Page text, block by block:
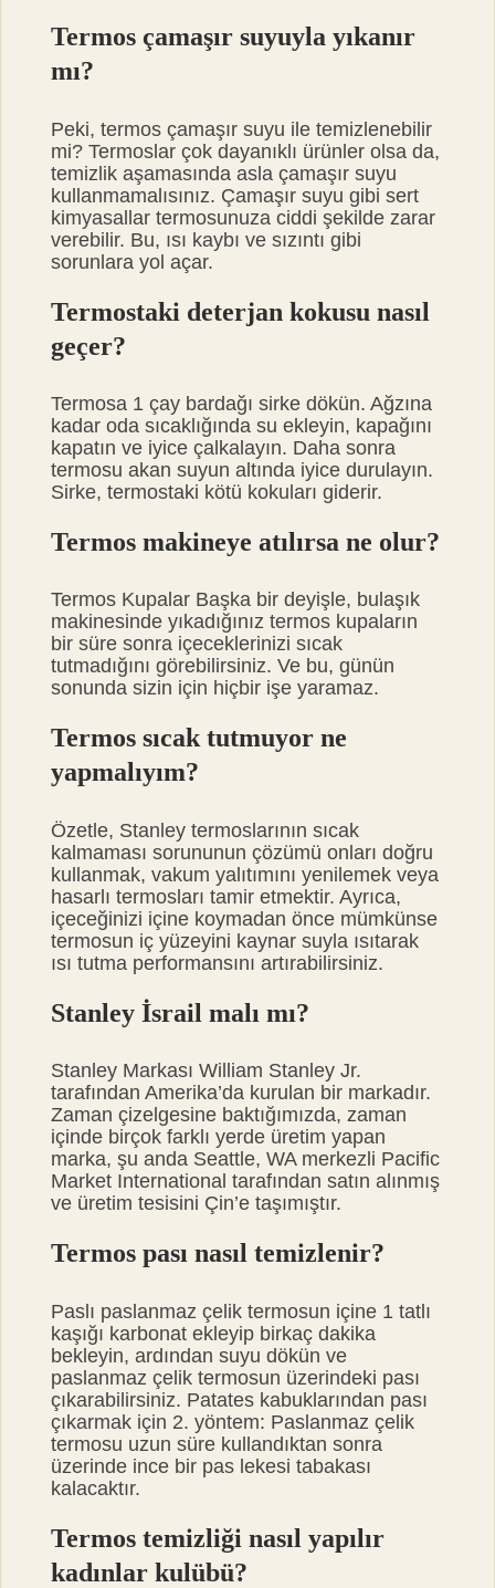
Termos çamaşır suyuyla yıkanır
mı?
Peki, termos çamaşır suyu ile temizlenebilir
mi? Termoslar çok dayanıklı ürünler olsa da,
temizlik aşamasında asla çamaşır suyu
kullanmamalısınız. Çamaşır suyu gibi sert
kimyasallar termosunuza ciddi şekilde zarar
verebilir. Bu, ısı kaybı ve sızıntı gibi
sorunlara yol açar.
Termostaki deterjan kokusu nasıl
geçer?
Termosa 1 çay bardağı sirke dökün. Ağzına
kadar oda sıcaklığında su ekleyin, kapağını
kapatın ve iyice çalkalayın. Daha sonra
termosu akan suyun altında iyice durulayın.
Sirke, termostaki kötü kokuları giderir.
Termos makineye atılırsa ne olur?
Termos Kupalar Başka bir deyişle, bulaşık
makinesinde yıkadığınız termos kupaların
bir süre sonra içeceklerinizi sıcak
tutmadığını görebilirsiniz. Ve bu, günün
sonunda sizin için hiçbir işe yaramaz.
Termos sıcak tutmuyor ne
yapmalıyım?
Özetle, Stanley termoslarının sıcak
kalmaması sorununun çözümü onları doğru
kullanmak, vakum yalıtımını yenilemek veya
hasarlı termosları tamir etmektir. Ayrıca,
içeceğinizi içine koymadan önce mümkünse
termosun iç yüzeyini kaynar suyla ısıtarak
ısı tutma performansını artırabilirsiniz.
Stanley İsrail malı mı?
Stanley Markası William Stanley Jr.
tarafından Amerika’da kurulan bir markadır.
Zaman çizelgesine baktığımızda, zaman
içinde birçok farklı yerde üretim yapan
marka, şu anda Seattle, WA merkezli Pacific
Market International tarafından satın alınmış
ve üretim tesisini Çin’e taşımıştır.
Termos pası nasıl temizlenir?
Paslı paslanmaz çelik termosun içine 1 tatlı
kaşığı karbonat ekleyip birkaç dakika
bekleyin, ardından suyu dökün ve
paslanmaz çelik termosun üzerindeki pası
çıkarabilirsiniz. Patates kabuklarından pası
çıkarmak için 2. yöntem: Paslanmaz çelik
termosu uzun süre kullandıktan sonra
üzerinde ince bir pas lekesi tabakası
kalacaktır.
Termos temizliği nasıl yapılır
kadınlar kulübü?